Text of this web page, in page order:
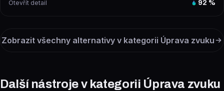
Otevřít detail 92 %
Zobrazit všechny alternativy v kategorii Úprava zvuku
Další nástroje v kategorii Úprava zvuku